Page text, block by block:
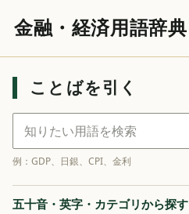
金融・経済用語辞典
ことばを引く
金融・経済用語を検索
例：GDP、日銀、CPI、金利
五十音・英字・カテゴリから探す